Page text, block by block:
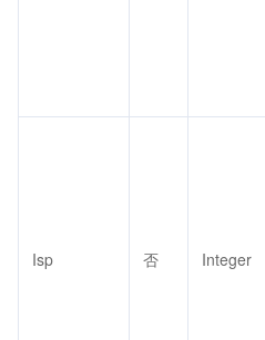
Isp 否 Integer